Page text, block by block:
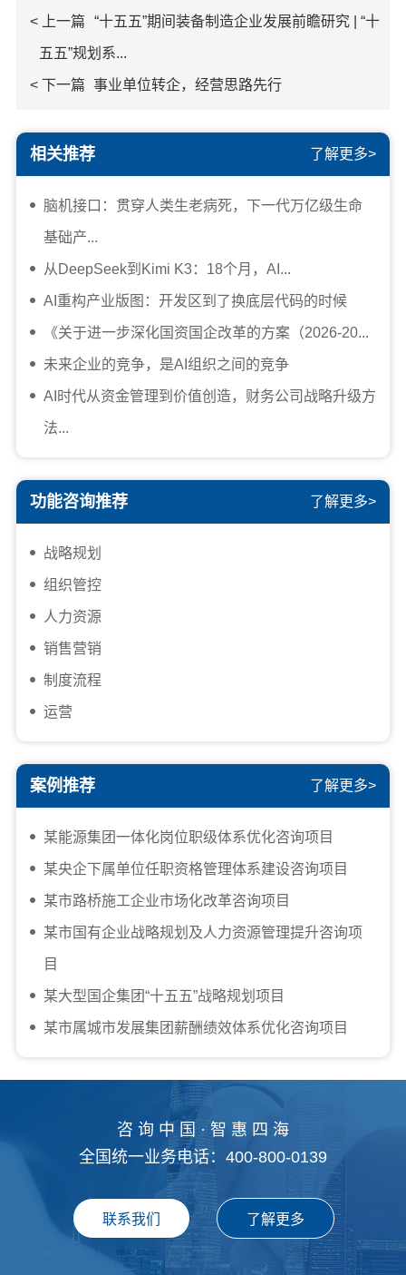
< 上一篇 “十五五”期间装备制造企业发展前瞻研究 | “十
五五”规划系...
< 下一篇 事业单位转企，经营思路先行
相关推荐 了解更多>
脑机接口：贯穿人类生老病死，下一代万亿级生命
基础产...
从DeepSeek到Kimi K3：18个月，AI...
AI重构产业版图：开发区到了换底层代码的时候
《关于进一步深化国资国企改革的方案（2026-20...
未来企业的竞争，是AI组织之间的竞争
AI时代从资金管理到价值创造，财务公司战略升级方
法...
功能咨询推荐 了解更多>
战略规划
组织管控
人力资源
销售营销
制度流程
运营
案例推荐 了解更多>
某能源集团一体化岗位职级体系优化咨询项目
某央企下属单位任职资格管理体系建设咨询项目
某市路桥施工企业市场化改革咨询项目
某市国有企业战略规划及人力资源管理提升咨询项
目
某大型国企集团“十五五”战略规划项目
某市属城市发展集团薪酬绩效体系优化咨询项目
咨 询 中 国 · 智 惠 四 海
全国统一业务电话：400-800-0139